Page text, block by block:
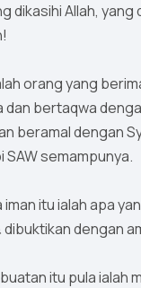
dikasihi Allah, yang
orang yang
dan bertaqwa
beramal dengan
SAW semampunya.
iman itu ialah apa
dibuktikan dengan
itu pula ialah